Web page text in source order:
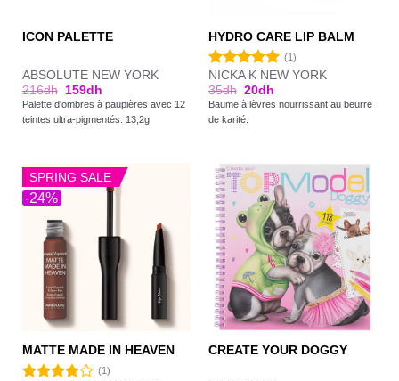
ICON PALETTE
ABSOLUTE NEW YORK
216dh 159dh
Palette d'ombres à paupières avec 12
teintes ultra-pigmentés. 13,2g
HYDRO CARE LIP BALM
Note5.00
sur 5
(1)
NICKA K NEW YORK
35dh 20dh
Baume à lèvres nourrissant au beurre
de karité.
-24%
SPRING SALE
MATTE MADE IN HEAVEN
(1)
CREATE YOUR DOGGY